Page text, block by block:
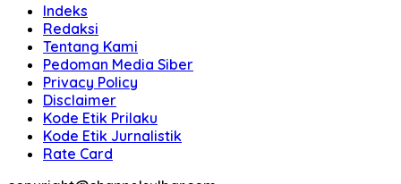
Indeks
Redaksi
Tentang Kami
Pedoman Media Siber
Privacy Policy
Disclaimer
Kode Etik Prilaku
Kode Etik Jurnalistik
Rate Card